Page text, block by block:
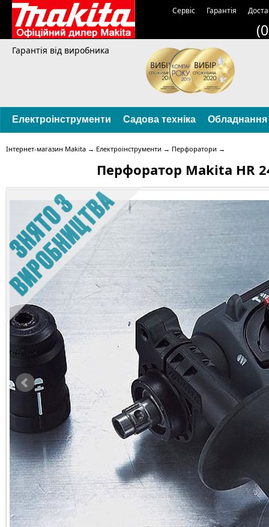
Сервіс Гарантія
Гарантія від виробника
Електроінструменти Садова техніка Обладнання
Інтернет-магазин Makita → Електроінструменти → Перфоратори →
Перфоратор Makita HR